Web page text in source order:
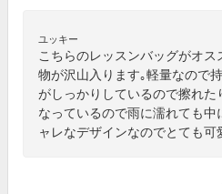
ユッキー
こちらのレッスンバッグがオ
物が沢山入ります｡軽量なので
がしっかりしているので擦れた
なっているので雨に濡れても中
ャレなデザインなのでとても可